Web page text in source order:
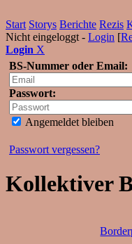
Start Storys Berichte Rezis
Nicht eingeloggt - Login [
Login X
BS-Nummer oder Email:
Passwort:
Angemeldet bleiben
Passwort vergessen?
Kollektiver